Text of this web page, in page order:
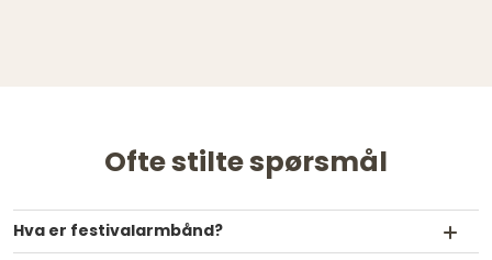
Ofte stilte spørsmål
Hva er festivalarmbånd?